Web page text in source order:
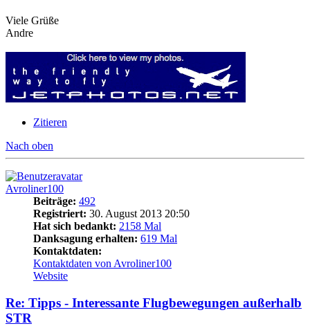
Viele Grüße
Andre
Zitieren
Nach oben
Avroliner100
Beiträge: 492
Registriert: 30. August 2013 20:50
Hat sich bedankt: 2158 Mal
Danksagung erhalten: 619 Mal
Kontaktdaten:
Kontaktdaten von Avroliner100
Website
Re: Tipps - Interessante Flugbewegungen außerhalb
STR